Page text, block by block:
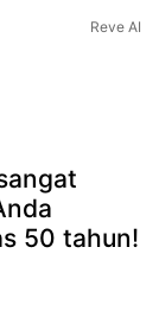
Reve AI
50 tahun!